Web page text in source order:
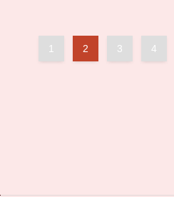
1 2 3 4